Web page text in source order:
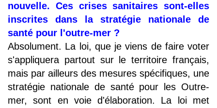
nouvelle. Ces crises sanitaires sont-elles
inscrites dans la stratégie nationale de
santé pour l'outre-mer ?
Absolument. La loi, que je viens de faire voter
s'appliquera partout sur le territoire français,
mais par ailleurs des mesures spécifiques, une
stratégie nationale de santé pour les Outre-
mer, sont en voie d'élaboration. La loi met